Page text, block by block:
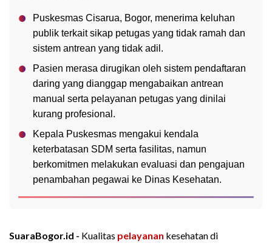
Puskesmas Cisarua, Bogor, menerima keluhan
publik terkait sikap petugas yang tidak ramah dan
sistem antrean yang tidak adil.
Pasien merasa dirugikan oleh sistem pendaftaran
daring yang dianggap mengabaikan antrean
manual serta pelayanan petugas yang dinilai
kurang profesional.
Kepala Puskesmas mengakui kendala
keterbatasan SDM serta fasilitas, namun
berkomitmen melakukan evaluasi dan pengajuan
penambahan pegawai ke Dinas Kesehatan.
SuaraBogor.id - Kualitas pelayanan kesehatan di